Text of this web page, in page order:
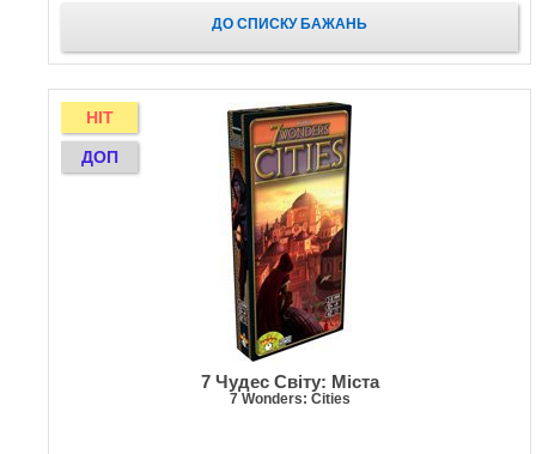
ДО СПИСКУ БАЖАНЬ
HIT
ДОП
7 Чудес Світу: Міста
7 Wonders: Cities